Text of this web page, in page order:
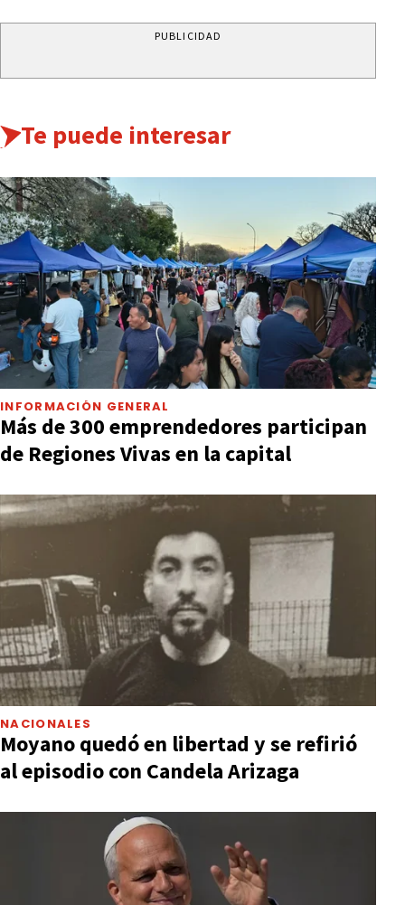
PUBLICIDAD
Te puede interesar
INFORMACIÓN GENERAL
Más de 300 emprendedores participan
de Regiones Vivas en la capital
NACIONALES
Moyano quedó en libertad y se refirió
al episodio con Candela Arizaga